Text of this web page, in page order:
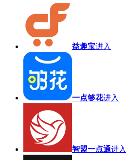
益趣宝进入
一点够花进入
智盟一点通进入